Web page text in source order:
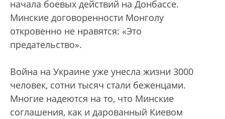
начала боевых действий на Донбассе.
Минские договоренности Монголу
откровенно не нравятся: «Это
предательство».
Война на Украине уже унесла жизни 3000
человек, сотни тысяч стали беженцами.
Многие надеются на то, что Минские
соглашения, как и дарованный Киевом